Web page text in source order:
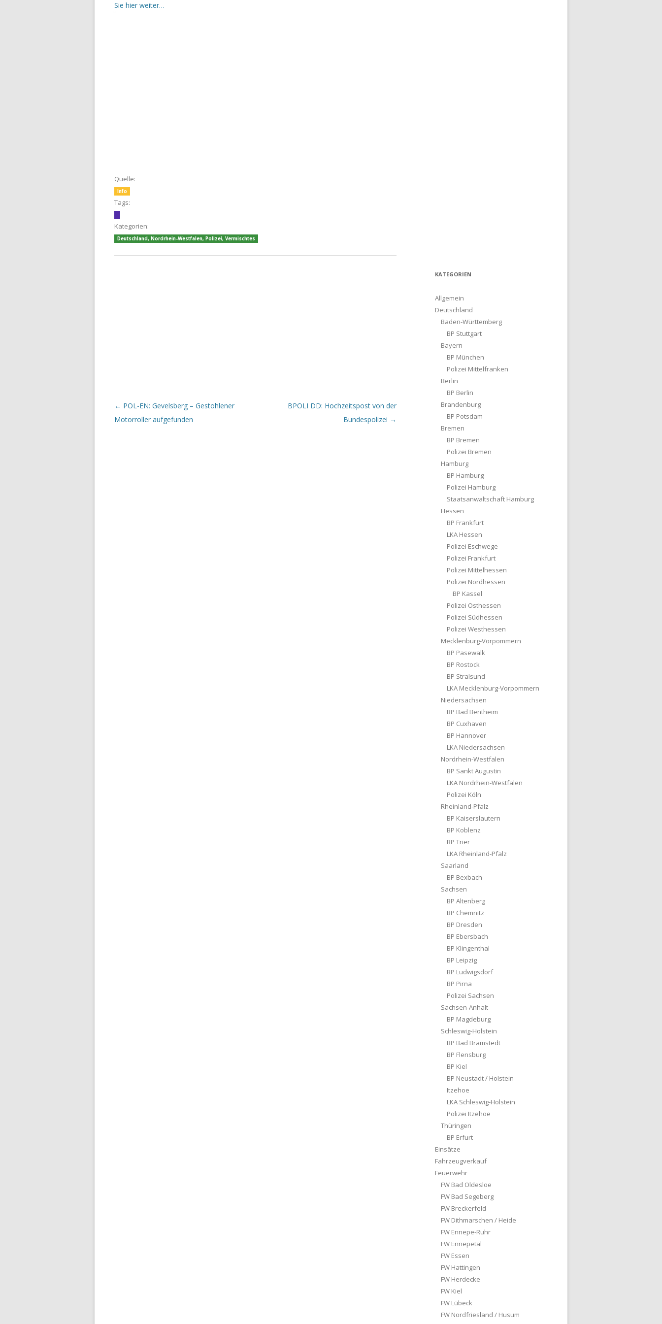
Sie hier weiter…
Quelle:
Info
Tags:
Kategorien:
Deutschland, Nordrhein-Westfalen, Polizei, Vermischtes
Beitrags-Navigation
← POL-EN: Gevelsberg – Gestohlener
Motorroller aufgefunden
BPOLI DD: Hochzeitspost von der
Bundespolizei →
KATEGORIEN
Allgemein
Deutschland
Baden-Württemberg
BP Stuttgart
Bayern
BP München
Polizei Mittelfranken
Berlin
BP Berlin
Brandenburg
BP Potsdam
Bremen
BP Bremen
Polizei Bremen
Hamburg
BP Hamburg
Polizei Hamburg
Staatsanwaltschaft Hamburg
Hessen
BP Frankfurt
LKA Hessen
Polizei Eschwege
Polizei Frankfurt
Polizei Mittelhessen
Polizei Nordhessen
BP Kassel
Polizei Osthessen
Polizei Südhessen
Polizei Westhessen
Mecklenburg-Vorpommern
BP Pasewalk
BP Rostock
BP Stralsund
LKA Mecklenburg-Vorpommern
Niedersachsen
BP Bad Bentheim
BP Cuxhaven
BP Hannover
LKA Niedersachsen
Nordrhein-Westfalen
BP Sankt Augustin
LKA Nordrhein-Westfalen
Polizei Köln
Rheinland-Pfalz
BP Kaiserslautern
BP Koblenz
BP Trier
LKA Rheinland-Pfalz
Saarland
BP Bexbach
Sachsen
BP Altenberg
BP Chemnitz
BP Dresden
BP Ebersbach
BP Klingenthal
BP Leipzig
BP Ludwigsdorf
BP Pirna
Polizei Sachsen
Sachsen-Anhalt
BP Magdeburg
Schleswig-Holstein
BP Bad Bramstedt
BP Flensburg
BP Kiel
BP Neustadt / Holstein
Itzehoe
LKA Schleswig-Holstein
Polizei Itzehoe
Thüringen
BP Erfurt
Einsätze
Fahrzeugverkauf
Feuerwehr
FW Bad Oldesloe
FW Bad Segeberg
FW Breckerfeld
FW Dithmarschen / Heide
FW Ennepe-Ruhr
FW Ennepetal
FW Essen
FW Hattingen
FW Herdecke
FW Kiel
FW Lübeck
FW Nordfriesland / Husum